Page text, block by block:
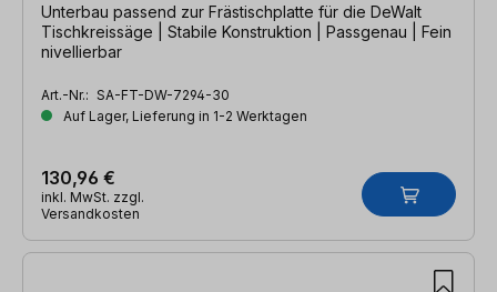
Unterbau passend zur Frästischplatte für die DeWalt
Tischkreissäge | Stabile Konstruktion | Passgenau | Fein
nivellierbar
Art.-Nr.: SA-FT-DW-7294-30
Auf Lager, Lieferung in 1-2 Werktagen
130,96 €
inkl. MwSt. zzgl.
Versandkosten